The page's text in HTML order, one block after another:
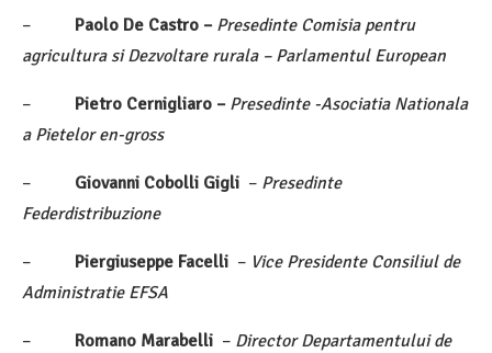
– Paolo De Castro – Presedinte Comisia pentru
agricultura si Dezvoltare rurala – Parlamentul European
– Pietro Cernigliaro – Presedinte -Asociatia Nationala
a Pietelor en-gross
– Giovanni Cobolli Gigli – Presedinte
Federdistribuzione
– Piergiuseppe Facelli – Vice Presidente Consiliul de
Administratie EFSA
– Romano Marabelli – Director Departamentului de